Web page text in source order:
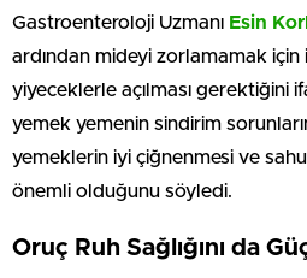
Gastroenteroloji Uzmanı Esin
ardından mideyi zorlamamak için
yiyeceklerle açılması gerektiğini
yemek yemenin sindirim
yemeklerin iyi çiğnenmesi ve
önemli olduğunu söyledi.
Oruç Ruh Sağlığını da